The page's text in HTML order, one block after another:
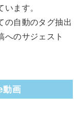
ます。
の自動のタグ抽出
へのサジェスト
動画